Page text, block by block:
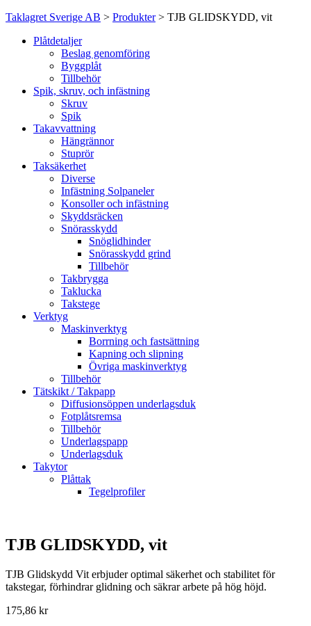
Taklagret Sverige AB > Produkter> TJB GLIDSKYDD, vit
Plåtdetaljer
Beslag genomföring
Byggplåt
Tillbehör
Spik, skruv, och infästning
Skruv
Spik
Takavvattning
Hängrännor
Stuprör
Taksäkerhet
Diverse
Infästning Solpaneler
Konsoller och infästning
Skyddsräcken
Snörasskydd
Snöglidhinder
Snörasskydd grind
Tillbehör
Takbrygga
Taklucka
Takstege
Verktyg
Maskinverktyg
Borrning och fastsättning
Kapning och slipning
Övriga maskinverktyg
Tillbehör
Tätskikt / Takpapp
Diffusionsöppen underlagsduk
Fotplåtsremsa
Tillbehör
Underlagspapp
Underlagsduk
Takytor
Plåttak
Tegelprofiler
TJB GLIDSKYDD, vit
TJB Glidskydd Vit erbjuder optimal säkerhet och stabilitet för
takstegar, förhindrar glidning och säkrar arbete på hög höjd.
175,86 kr